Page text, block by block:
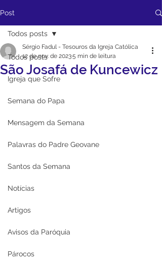
Post
Todos posts
Igreja que Sofre
Semana do Papa
Mensagem da Semana
Palavras do Padre Geovane
Santos da Semana
Notícias
Artigos
Avisos da Paróquia
Párocos
Todos posts
São Josafá de Kuncewicz
Sérgio Fadul - Tesouros da Igreja Católica
12 de nov. de 20235 min de leitura